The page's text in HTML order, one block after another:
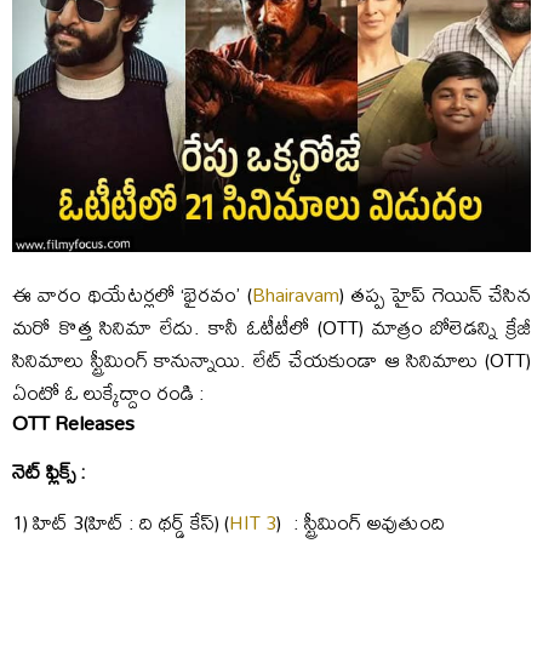
ఈ వారం థియేటర్లలో ‘భైరవం’ (Bhairavam) తప్ప హైప్ గెయిన్ చేసిన
మరో కొత్త సినిమా లేదు. కానీ ఓటీటీలో (OTT) మాత్రం బోలెడన్ని క్రేజీ
సినిమాలు స్ట్రీమింగ్ కానున్నాయి. లేట్ చేయకుండా ఆ సినిమాలు (OTT)
ఏంటో ఓ లుక్కేద్దాం రండి :
OTT Releases
నెట్ ఫ్లిక్స్ :
1) హిట్ 3(హిట్ : ది థర్డ్ కేస్) (HIT 3) : స్ట్రీమింగ్ అవుతుంది